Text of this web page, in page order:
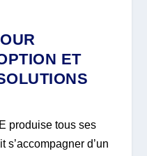
ET
produise tous ses
d’un